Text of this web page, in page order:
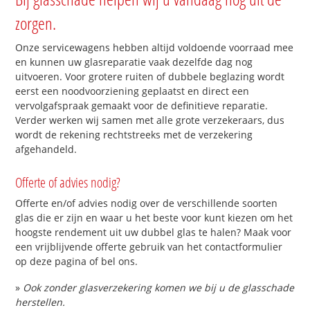
zorgen.
Onze servicewagens hebben altijd voldoende voorraad mee
en kunnen uw glasreparatie vaak dezelfde dag nog
uitvoeren. Voor grotere ruiten of dubbele beglazing wordt
eerst een noodvoorziening geplaatst en direct een
vervolgafspraak gemaakt voor de definitieve reparatie.
Verder werken wij samen met alle grote verzekeraars, dus
wordt de rekening rechtstreeks met de verzekering
afgehandeld.
Offerte of advies nodig?
Offerte en/of advies nodig over de verschillende soorten
glas die er zijn en waar u het beste voor kunt kiezen om het
hoogste rendement uit uw dubbel glas te halen? Maak voor
een vrijblijvende offerte gebruik van het contactformulier
op deze pagina of bel ons.
» Ook zonder glasverzekering komen we bij u de glasschade
herstellen.